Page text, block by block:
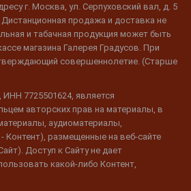
г. Москва, ул. Серпуховский вал, д. 5
продажа и доставка не
и табачная продукция может быть
магазина Галерея Градусов. При
совершеннолетие. (Старше
7725501624, является
авторских прав на материалы, в
аудиоматериалы,
Контент), размещенные на веб-сайте
Доступ к Сайту не дает
какой-либо Контент,